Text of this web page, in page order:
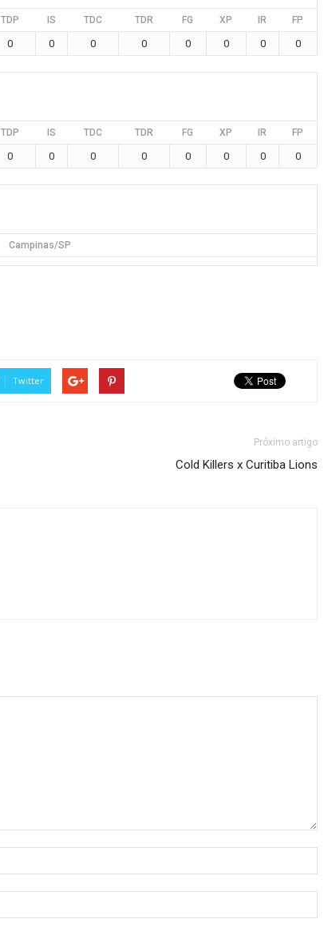
TDP IS TDC TDR FG XP IR FP
0 0 0 0 0 0 0 0
TDP IS TDC TDR FG XP IR FP
0 0 0 0 0 0 0 0
Campinas/SP
Twitter
Próximo artigo
Cold Killers x Curitiba Lions